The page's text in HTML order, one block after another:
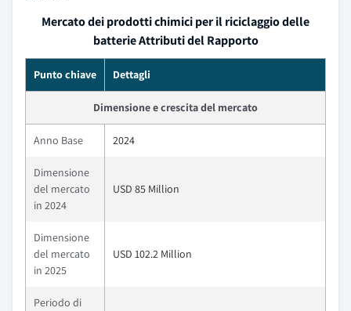
Mercato dei prodotti chimici per il riciclaggio delle
batterie Attributi del Rapporto
Punto chiave Dettagli
Dimensione e crescita del mercato
Anno Base 2024
Dimensione
del mercato
in 2024
USD 85 Million
Dimensione
del mercato
in 2025
USD 102.2 Million
Periodo di